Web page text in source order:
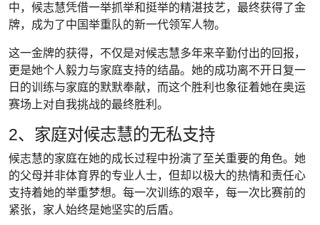
中，候志慧凭借一举抓举和挺举的精湛技艺，最终获得了金
牌，成为了中国举重队的新一代领军人物。
这一金牌的获得，不仅是对候志慧多年来辛勤付出的回报，
更是她个人毅力与家庭支持的结晶。她的成功离不开日复一
日的训练与家庭的默默奉献，而这个胜利也象征着她在奥运
赛场上对自我挑战的最终胜利。
2、家庭对候志慧的无私支持
候志慧的家庭在她的成长过程中扮演了至关重要的角色。她
的父母并非体育界的专业人士，但却以极大的热情和责任心
支持着她的举重梦想。每一次训练的艰辛，每一次比赛前的
紧张，家人始终是她坚实的后盾。